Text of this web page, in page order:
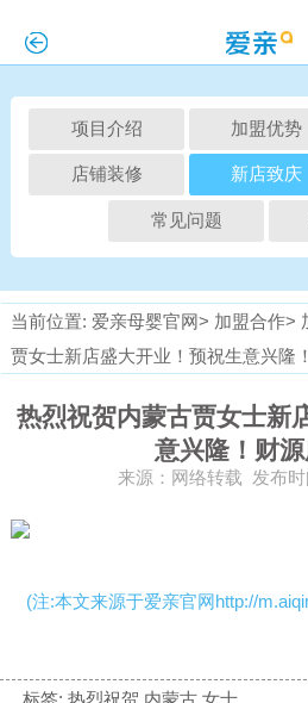
项目介绍 加盟优势
店铺装修 新店致庆
常见问题
当前位置: 爱亲母婴官网> 加盟合作>
贾女士新店盛大开业！预祝生意兴隆
热烈祝贺内蒙古贾女士新
意兴隆！财源
来源：网络转载 发布时
(注:本文来源于爱亲官网http://